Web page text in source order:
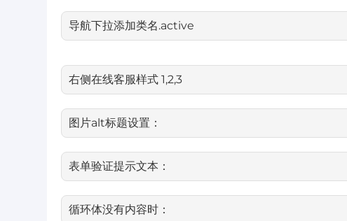
导航下拉添加类名.active
右侧在线客服样式 1,2,3
图片alt标题设置：
表单验证提示文本：
循环体没有内容时：